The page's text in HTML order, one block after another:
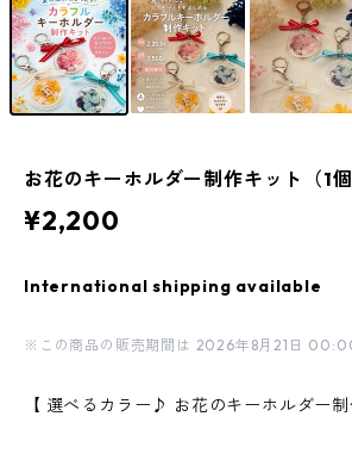
お花のキーホルダー制作キット（1個
¥2,200
International shipping available
※この商品の販売期間は 2026年8月21日
【 選べるカラー♪ お花のキーホルダー